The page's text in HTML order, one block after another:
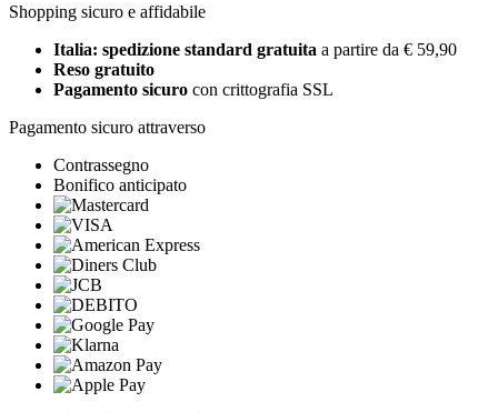
Shopping sicuro e affidabile
Italia: spedizione standard gratuita a partire da € 59,90
Reso gratuito
Pagamento sicuro con crittografia SSL
Pagamento sicuro attraverso
Contrassegno
Bonifico anticipato